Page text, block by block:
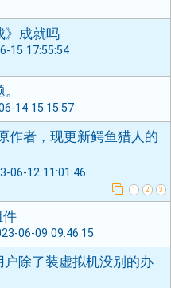
》成就吗
15 17:55:54
14 15:15:57
作者，现更新鳄鱼猎人的
06-12 11:01:46
1 2 3
件
06-09 09:46:15
除了装虚拟机没别的办